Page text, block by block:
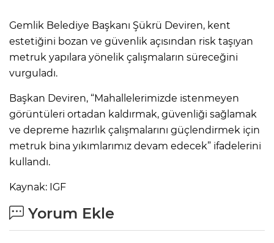
Gemlik Belediye Başkanı Şükrü Deviren, kent
estetiğini bozan ve güvenlik açısından risk taşıyan
metruk yapılara yönelik çalışmaların süreceğini
vurguladı.
Başkan Deviren, “Mahallelerimizde istenmeyen
görüntüleri ortadan kaldırmak, güvenliği sağlamak
ve depreme hazırlık çalışmalarını güçlendirmek için
metruk bina yıkımlarımız devam edecek” ifadelerini
kullandı.
Kaynak: IGF
Yorum Ekle